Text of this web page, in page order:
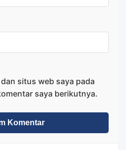
situs web saya pada
saya berikutnya.